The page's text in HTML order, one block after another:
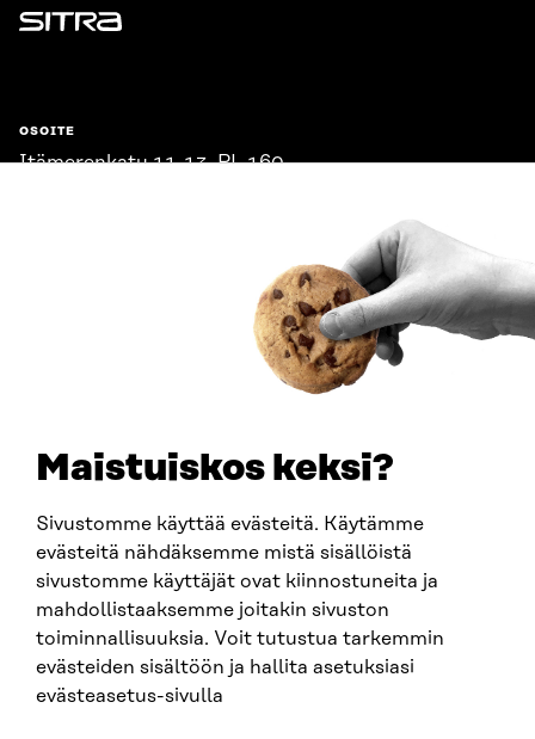
Maistuiskos keksi?
Sivustomme käyttää evästeitä. Käytämme
evästeitä nähdäksemme mistä sisällöistä
sivustomme käyttäjät ovat kiinnostuneita ja
mahdollistaaksemme joitakin sivuston
toiminnallisuuksia. Voit tutustua tarkemmin
evästeiden sisältöön ja hallita asetuksiasi
evästeasetus-sivulla
Sitra
OSOITE
Itämerenkatu 11-13, PL 160,
SITRA SOSIAALISESSA MEDIASSA
LinkedIn
Instagram
YouTube